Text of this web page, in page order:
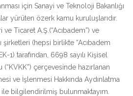
için Sanayi ve Teknoloji Bakanlığı
yürüten özerk kamu kuruluşlarıdır.
Ticaret A.Ş.(“Acıbadem”) ve
şirketleri (hepsi birlikte “Acıbadem
1) tarafından, 6698 sayılı Kişisel
çerçevesinde hazırlanan
ve İşlenmesi Hakkında Aydınlatma
ile bilgilendirilmiş bulunmaktayım.